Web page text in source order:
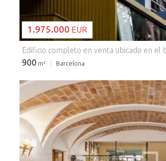
1.975.000 EUR
900 m² Barcelona